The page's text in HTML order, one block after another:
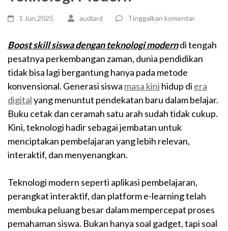
1 Jun,2025 audiard Tinggalkan komentar
Boost skill siswa dengan teknologi moderndi tengah
pesatnya perkembangan zaman, dunia pendidikan
tidak bisa lagi bergantung hanya pada metode
konvensional. Generasi siswa masa kini hidup di era
digitalyang menuntut pendekatan baru dalam belajar.
Buku cetak dan ceramah satu arah sudah tidak cukup.
Kini, teknologi hadir sebagai jembatan untuk
menciptakan pembelajaran yang lebih relevan,
interaktif, dan menyenangkan.
Teknologi modern seperti aplikasi pembelajaran,
perangkat interaktif, dan platform e-learning telah
membuka peluang besar dalam mempercepat proses
pemahaman siswa. Bukan hanya soal gadget, tapi soal